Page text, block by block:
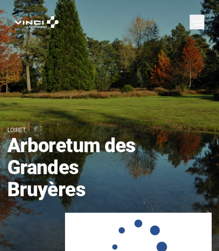
LOIRET
Arboretum des
Grandes
Bruyères